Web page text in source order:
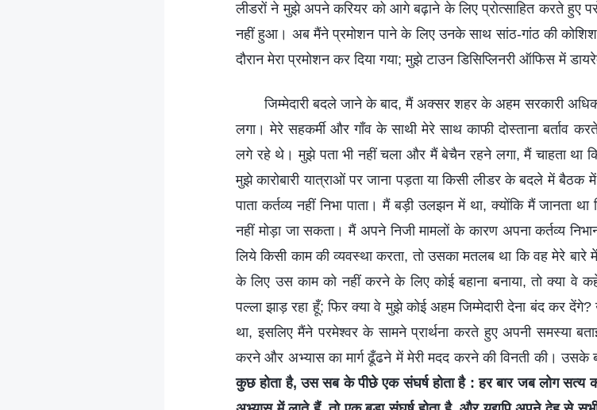
लीडरों ने मुझे अपने करियर को आगे बढ़ाने के लिए प्रोत्साहित करते हुए
नहीं हुआ। अब मैंने प्रमोशन पाने के लिए उनके साथ सांठ-गांठ की
दौरान मेरा प्रमोशन कर दिया गया; मुझे टाउन डिसिप्लिनरी ऑफिस में
जिम्मेदारी बदले जाने के बाद, मैं अक्सर शहर के अहम सरकारी
लगा। मेरे सहकर्मी और गाँव के साथी मेरे साथ काफी दोस्ताना बर्ताव
लगे रहे थे। मुझे पता भी नहीं चला और मैं बेचैन रहने लगा, मैं चाहता था
मुझे कारोबारी यात्राओं पर जाना पड़ता या किसी लीडर के बदले में बैठक
पाता कर्तव्य नहीं निभा पाता। मैं बड़ी उलझन में था, क्योंकि मैं जानता
नहीं मोड़ा जा सकता। मैं अपने निजी मामलों के कारण अपना कर्तव्य
लिये किसी काम की व्यवस्था करता, तो उसका मतलब था कि वह मेरे बारे
के लिए उस काम को नहीं करने के लिए कोई बहाना बनाया, तो क्या वे
पल्ला झाड़ रहा हूँ; फिर क्या वे मुझे कोई अहम जिम्मेदारी देना बंद कर
था, इसलिए मैंने परमेश्वर के सामने प्रार्थना करते हुए अपनी समस्या
करने और अभ्यास का मार्ग ढूँढने में मेरी मदद करने की विनती की। उसके
कुछ होता है, उस सब के पीछे एक संघर्ष होता है : हर बार जब लोग सत्य